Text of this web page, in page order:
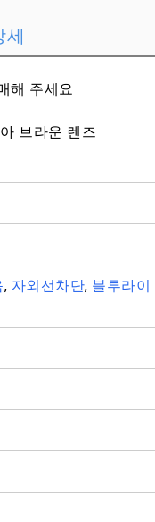
세
해 주세요
브라운 렌즈
, 자외선차단, 블루라이